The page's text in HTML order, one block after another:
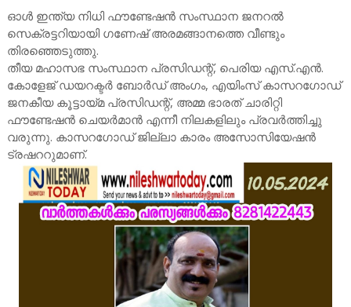
ഓൾ ഇന്ത്യ നിധി ഫൗണ്ടേഷൻ സംസ്ഥാന ജനറൽ
സെക്രട്ടറിയായി ഗണേഷ് അരമങ്ങാനത്തെ വീണ്ടും
തിരഞ്ഞെടുത്തു.
തീയ മഹാസഭ സംസ്ഥാന പ്രസിഡന്റ്, പെരിയ എസ്.എൻ.
കോളേജ് ഡയറക്ടർ ബോർഡ് അംഗം, എയിംസ് കാസറഗോഡ്
ജനകീയ കൂട്ടായ്മ പ്രസിഡന്റ്, അമ്മ ഭാരത് ചാരിറ്റി
ഫൗണ്ടേഷൻ ചെയർമാൻ എന്നീ നിലകളിലും പ്രവർത്തിച്ചു
വരുന്നു. കാസറഗോഡ് ജില്ലാ കാരം അസോസിയേഷൻ
ട്രഷററുമാണ്.